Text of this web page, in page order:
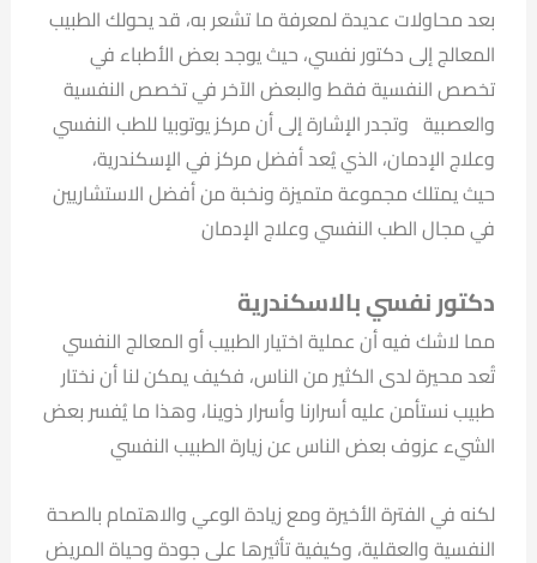
بعد محاولات عديدة لمعرفة ما تشعر به، قد يحولك الطبيب
المعالج إلى دكتور نفسي، حيث يوجد بعض الأطباء في
تخصص النفسية فقط والبعض الآخر في تخصص النفسية
والعصبية وتجدر الإشارة إلى أن مركز يوتوبيا للطب النفسي
وعلاج الإدمان، الذي يُعد أفضل مركز في الإسكندرية،
حيث يمتلك مجموعة متميزة ونخبة من أفضل الاستشاريين
في مجال الطب النفسي وعلاج الإدمان
دكتور نفسي بالاسكندرية
مما لاشك فيه أن عملية اختيار الطبيب أو المعالج النفسي
تُعد محيرة لدى الكثير من الناس، فكيف يمكن لنا أن نختار
طبيب نستأمن عليه أسرارنا وأسرار ذوينا، وهذا ما يُفسر بعض
الشيء عزوف بعض الناس عن زيارة الطبيب النفسي
لكنه في الفترة الأخيرة ومع زيادة الوعي والاهتمام بالصحة
النفسية والعقلية، وكيفية تأثيرها على جودة وحياة المريض